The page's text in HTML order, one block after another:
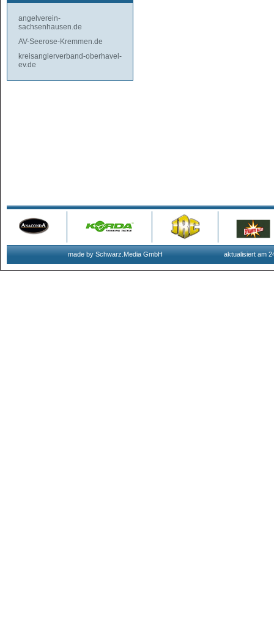
angelverein-
sachsenhausen.de
AV-Seerose-Kremmen.de
kreisanglerverband-oberhavel-
ev.de
made by Schwarz.Media GmbH aktualisiert am